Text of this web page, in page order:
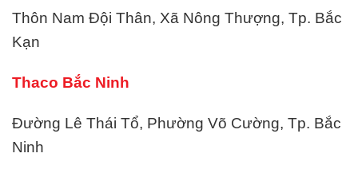
Thôn Nam Đội Thân, Xã Nông Thượng, Tp. Bắc
Kạn
Thaco Bắc Ninh
Đường Lê Thái Tổ, Phường Võ Cường, Tp. Bắc
Ninh